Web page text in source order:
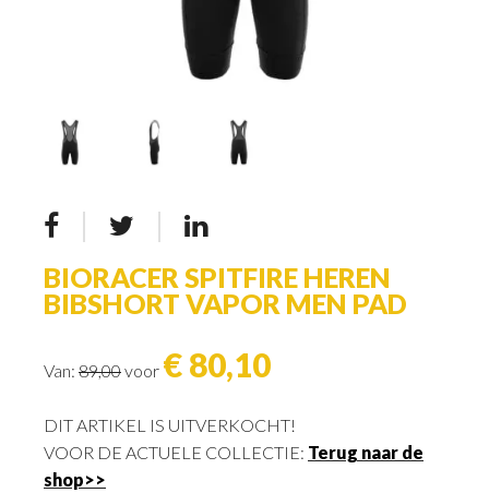
BIORACER SPITFIRE HEREN
BIBSHORT VAPOR MEN PAD
Van: 89,00voor € 80,10
DIT ARTIKEL IS UITVERKOCHT!
VOOR DE ACTUELE COLLECTIE: Terug naar de
shop>>